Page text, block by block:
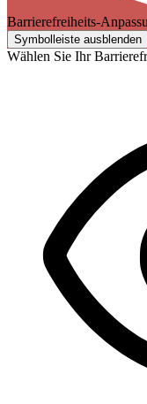
Barrierefreiheits-
Symbolleiste ausblenden
Wählen Sie Ihr